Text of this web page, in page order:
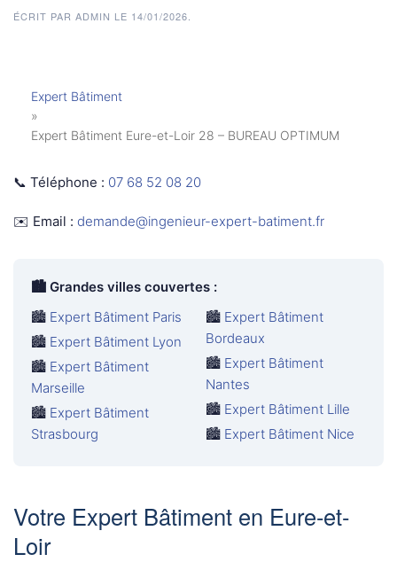
ÉCRIT PAR ADMIN LE 14/01/2026
Expert Bâtiment
»
Expert Bâtiment Eure-et-Loir 28 – BUREAU OPTIMUM
📞 Téléphone : 07 68 52 08 20
✉️ Email : demande@ingenieur-expert-batiment.fr
🏙️ Grandes villes couvertes :
🏙️ Expert Bâtiment Paris
🏙️ Expert Bâtiment Lyon
🏙️ Expert Bâtiment
Marseille
🏙️ Expert Bâtiment
Strasbourg
🏙️ Expert Bâtiment
Bordeaux
🏙️ Expert Bâtiment
Nantes
🏙️ Expert Bâtiment Lille
🏙️ Expert Bâtiment Nice
Votre Expert Bâtiment en Eure-et-
Loir